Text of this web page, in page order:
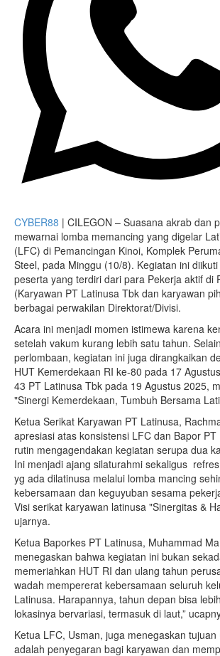
CYBER88 | CILEGON – Suasana akrab dan
mewarnai lomba memancing yang digelar
(LFC) di Pemancingan Kinoi, Komplek
Steel, pada Minggu (10/8). Kegiatan ini
peserta yang terdiri dari para Pekerja aktif di
(Karyawan PT Latinusa Tbk dan karyawan
berbagai perwakilan Direktorat/Divisi.
Acara ini menjadi momen istimewa karena
setelah vakum kurang lebih satu tahun.
perlombaan, kegiatan ini juga dirangkaikan
HUT Kemerdekaan RI ke-80 pada 17
43 PT Latinusa Tbk pada 19 Agustus 2025,
"Sinergi Kemerdekaan, Tumbuh Bersama
Ketua Serikat Karyawan PT Latinusa,
apresiasi atas konsistensi LFC dan Bapor
rutin mengagendakan kegiatan serupa dua
Ini menjadi ajang silaturahmi sekaligus
yg ada dilatinusa melalui lomba mancing
kebersamaan dan keguyuban sesama
Visi serikat karyawan latinusa "Sinergitas &
ujarnya.
Ketua Baporkes PT Latinusa, Muhammad
menegaskan bahwa kegiatan ini bukan
memeriahkan HUT RI dan ulang tahun
wadah mempererat kebersamaan seluruh
Latinusa. Harapannya, tahun depan bisa
lokasinya bervariasi, termasuk di laut,”
Ketua LFC, Usman, juga menegaskan
adalah penyegaran bagi karyawan dan